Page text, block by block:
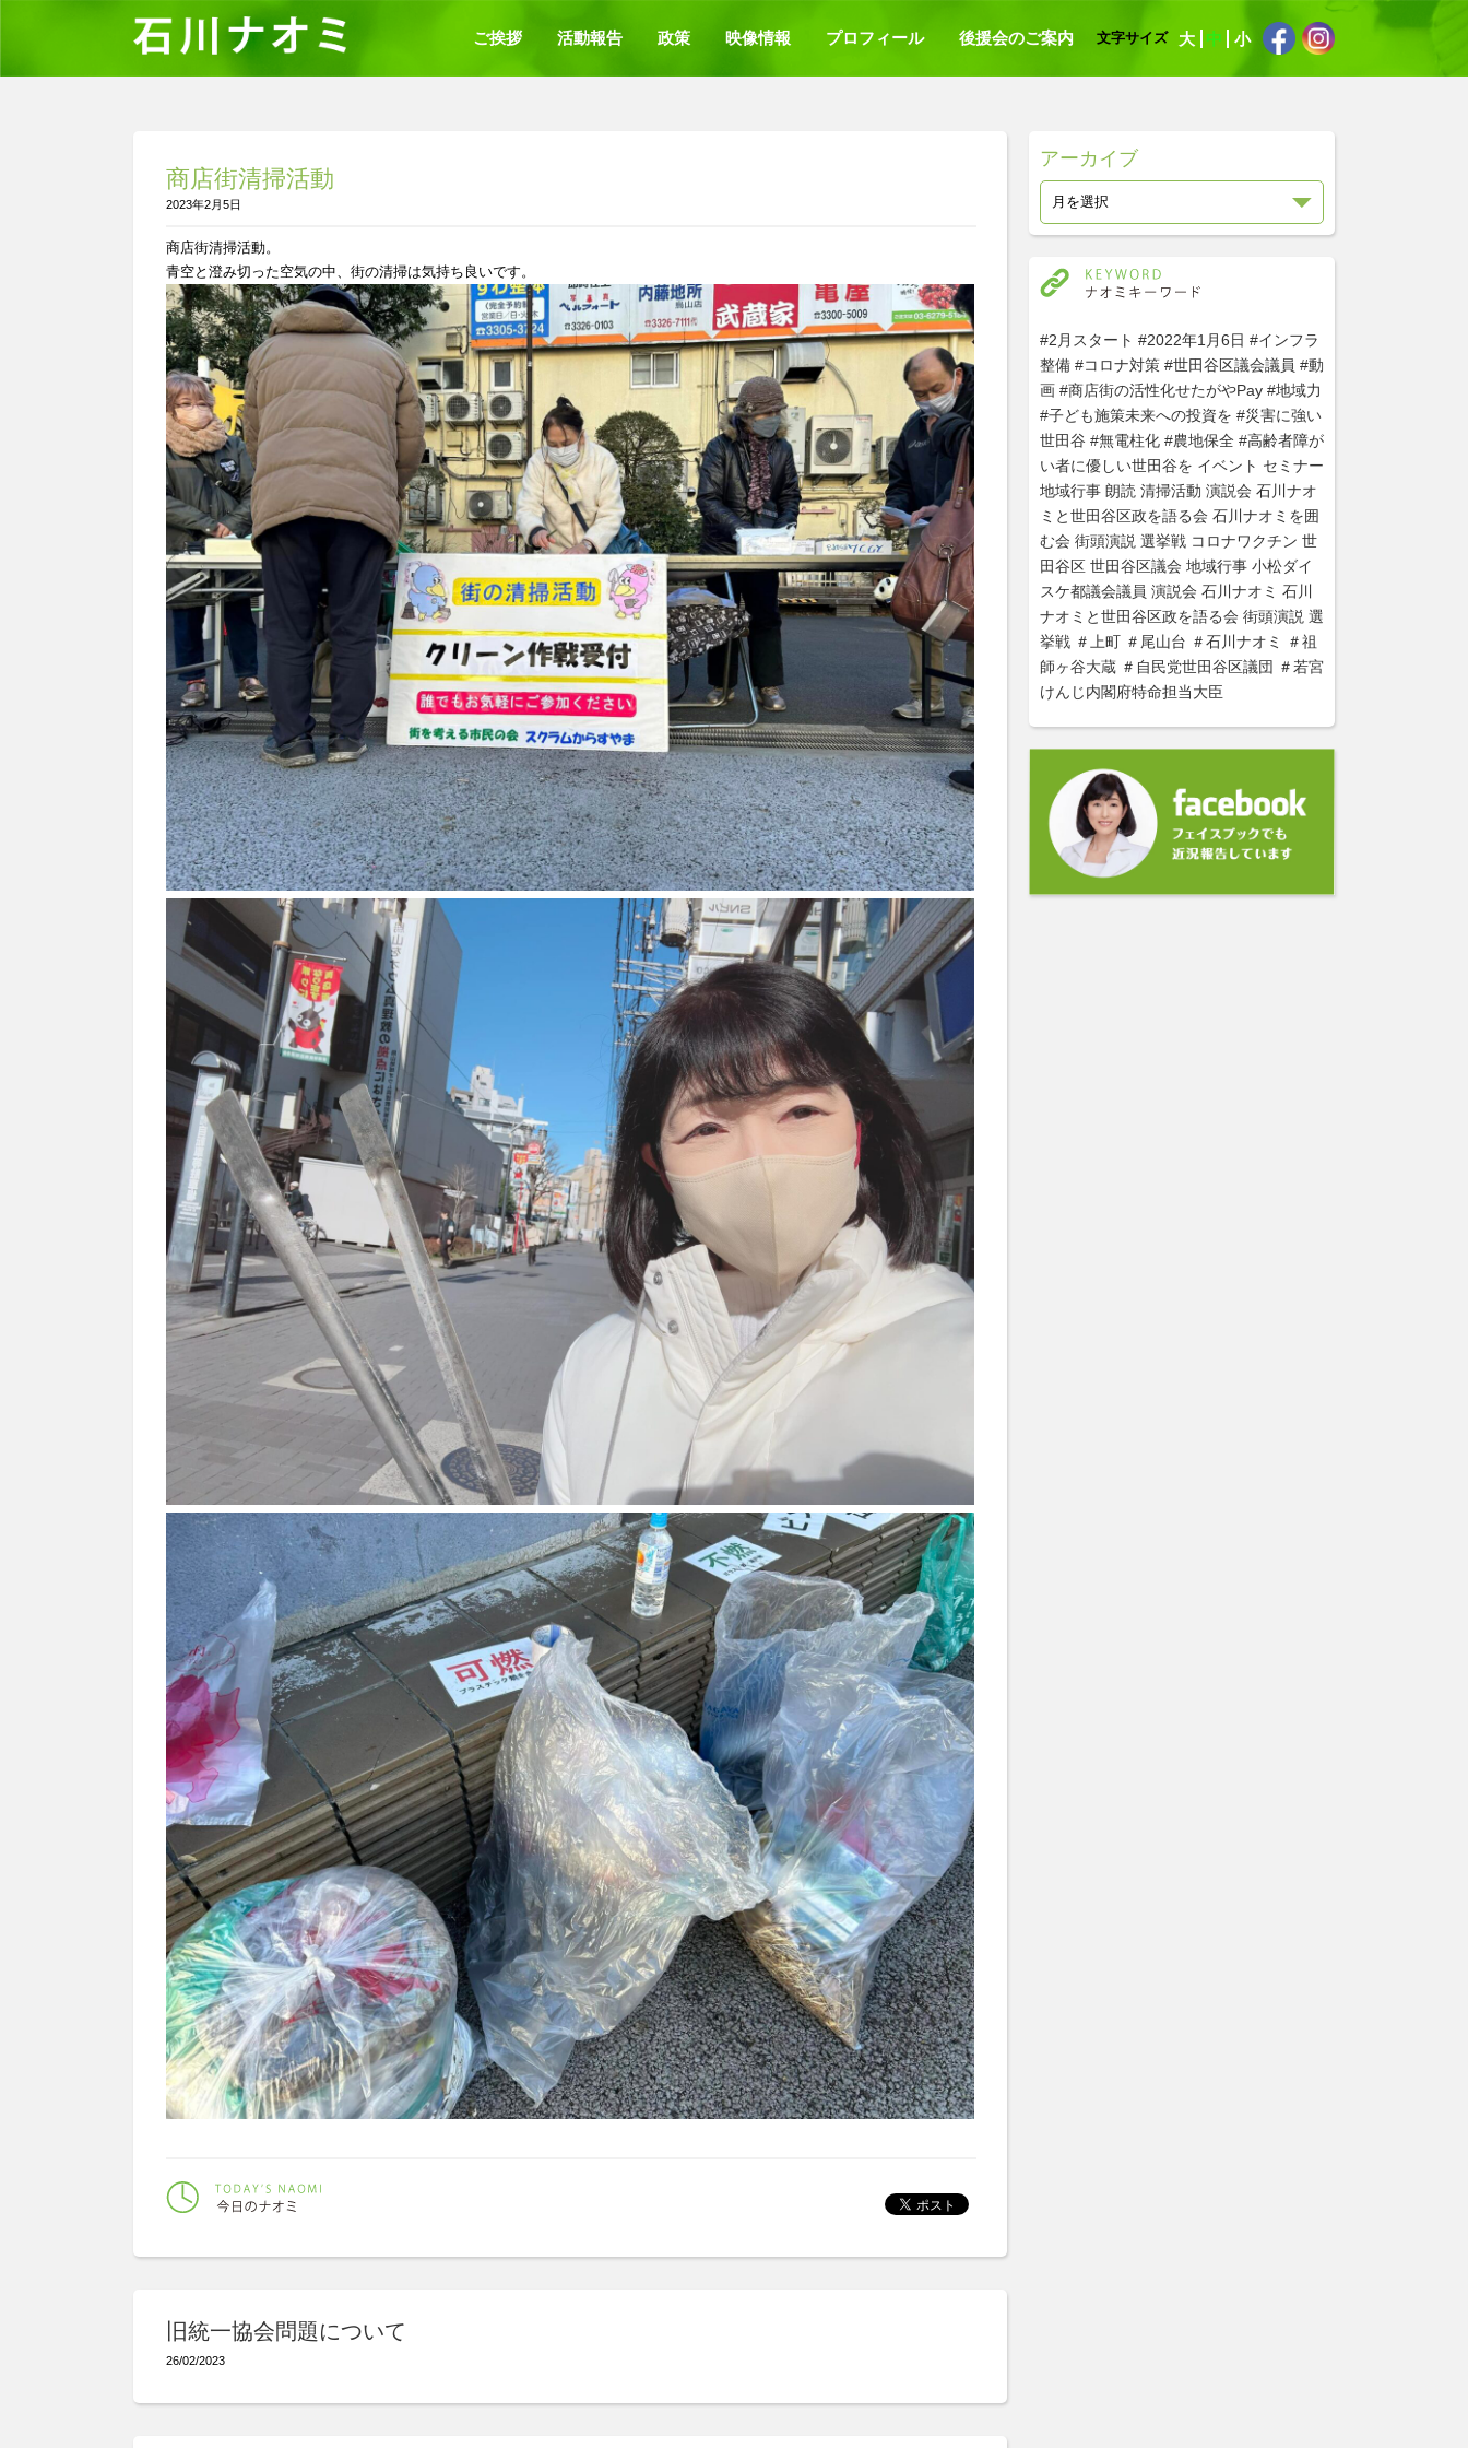
ご挨拶 活動報告 政策 映像情報 プロフィール 後援会のご案内 文字サイズ 大 中 小
商店街清掃活動
2023年2月5日
商店街清掃活動。
青空と澄み切った空気の中、街の清掃は気持ち良いです。
旧統一協会問題について
26/02/2023
アーカイブ
#2月スタート #2022年1月6日 #インフラ
整備 #コロナ対策 #世田谷区議会議員 #動
画 #商店街の活性化せたがやPay #地域力
#子ども施策未来への投資を #災害に強い
世田谷 #無電柱化 #農地保全 #高齢者障が
い者に優しい世田谷を イベント セミナー
地域行事 朗読 清掃活動 演説会 石川ナオ
ミと世田谷区政を語る会 石川ナオミを囲
む会 街頭演説 選挙戦 コロナワクチン 世
田谷区 世田谷区議会 地域行事 小松ダイ
スケ都議会議員 演説会 石川ナオミ 石川
ナオミと世田谷区政を語る会 街頭演説 選
挙戦 ＃上町 ＃尾山台 ＃石川ナオミ
＃祖
師ヶ谷大蔵 ＃自民党世田谷区議団 ＃若宮
けんじ内閣府特命担当大臣